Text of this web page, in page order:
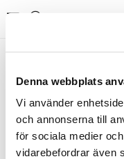
Denna webbplats
Vi använder
och annonserna till
för sociala medier
vidarebefordrar även